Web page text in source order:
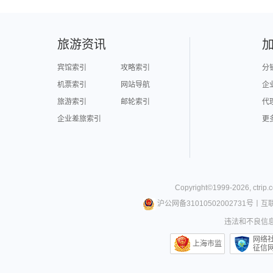
旅游资讯
宾馆索引
攻略索引
机票索引
网站导航
旅游索引
邮轮索引
企业差旅索引
分
企
代
更
Copyright©1999-2026,
沪公网备31010502002731号
互
违法和不良信
上海市监
网络
征信